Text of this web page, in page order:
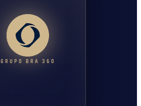
GRUPO BRA 360